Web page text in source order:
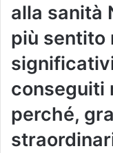
alla sanità
più sentito
conseguiti
perché,